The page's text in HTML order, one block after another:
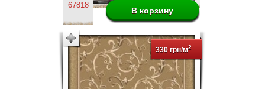
67818
330 грн/м2